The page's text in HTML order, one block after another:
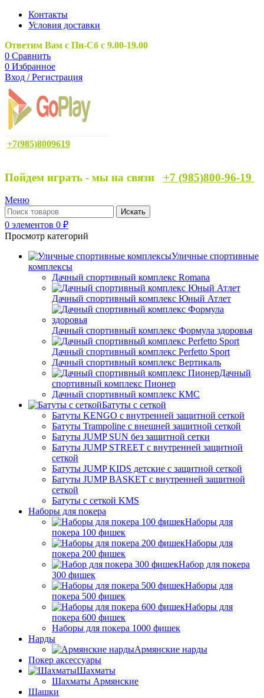
Контакты
Условия доставки
Ответим Вам с Пн-Сб с 9.00-19.00
0 Сравнить
0 Избранное
Вход / Регистрация
+7(985)8009619
Пойдем играть - мы на связи +7 (985)800-96-19
Меню
Искать
0 элементов 0 ₽
Просмотр категорий
Уличные спортивные
комплексы
Дачный спортивный комплекс Romana
Дачный спортивный комплекс Юный Атлет
Дачный спортивный комплекс Формула здоровья
Дачный спортивный комплекс Perfetto Sport
Дачный спортивный комплекс Вертикаль
Дачный
спортивный комплекс Пионер
Дачный спортивный комплекс КМС
Батуты с сеткой
Батуты KENGO с внутренней защитной сеткой
Батуты Trampoline с внешней защитной сеткой
Батуты JUMP SUN без защитной сетки
Батуты JUMP STREET с внутренней защитной
сеткой
Батуты JUMP KIDS детские с защитной сеткой
Батуты JUMP BASKET с внутренней защитной
сеткой
Батуты с сеткой KMS
Наборы для покера
Наборы для
покера 100 фишек
Наборы для
покера 200 фишек
Набор для покера
300 фишек
Наборы для
покера 500 фишек
Наборы для
покера 600 фишек
Наборы для покера 1000 фишек
Нарды
Армянские нарды
Покер аксессуары
Шахматы
Шахматы Армянские
Шашки